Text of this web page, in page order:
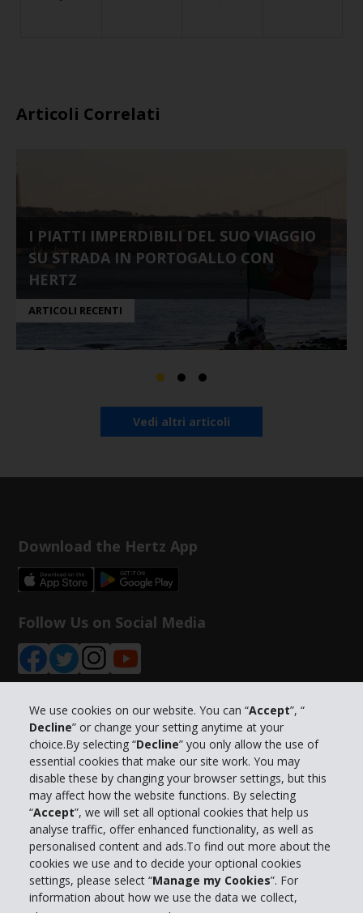
We use cookies on our website. You can “Accept”, “
Decline” or change your setting anytime at your
choice.By selecting “Decline” you only allow the use of
essential cookies that make our site work. You may
disable these by changing your browser settings, but this
may affect how the website functions. By selecting
“Accept”, we will set all optional cookies that help us
analyse traffic, offer enhanced functionality, as well as
personalised content and ads.To find out more about the
cookies we use and to decide your optional cookies
settings, please select “Manage my Cookies”. For
information about how we use the data we collect,
Articoli Correlati
I PIATTI IMPERDIBILI DEL SUO VIAGGIO
SU STRADA IN PORTOGALLO CON
HERTZ
ARTICOLI RECENTI
Vedi altri articoli
Download the Hertz App
Follow Us on Social Media
Info su Hertz
Business
Customer Service
Prenota con Hertz